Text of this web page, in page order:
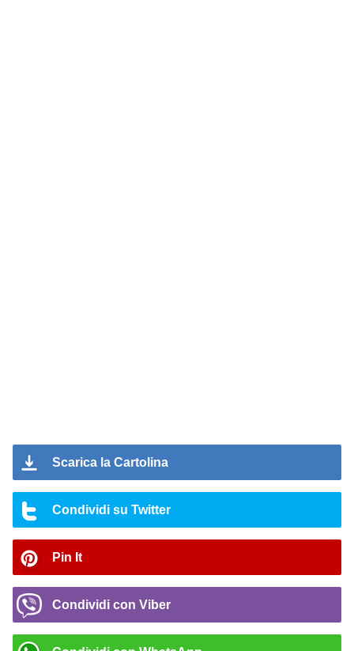
Scarica la Cartolina
Condividi su Twitter
Pin It
Condividi con Viber